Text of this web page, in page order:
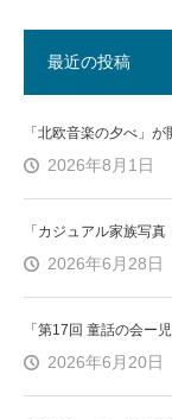
最近の投稿
「北欧音楽の夕べ」が
2026年8月1日
「カジュアル家族写
2026年6月28日
「第17回 童話の会ー
2026年6月20日